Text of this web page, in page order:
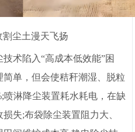
割尘土漫天飞扬
术陷入“高成本低效能”困
单，但会使秸秆潮湿、脱粒
喷淋降尘装置耗水耗电，在缺
失;布袋除尘装置阻力大、